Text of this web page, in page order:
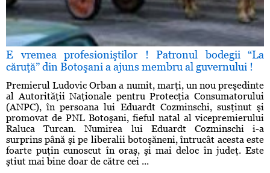
E vremea profesioniştilor ! Patronul bodegii “La
căruţă” din Botoşani a ajuns membru al guvernului !
Premierul Ludovic Orban a numit, marţi, un nou preşedinte
al Autorităţii Naţionale pentru Protecţia Consumatorului
(ANPC), în persoana lui Eduardt Cozminschi, susţinut şi
promovat de PNL Botoşani, fieful natal al vicepremierului
Raluca Turcan. Numirea lui Eduardt Cozminschi i-a
surprins până şi pe liberalii botoşăneni, întrucât acesta este
foarte puţin cunoscut în oraş, şi mai deloc în judeţ. Este
ştiut mai bine doar de către cei ...